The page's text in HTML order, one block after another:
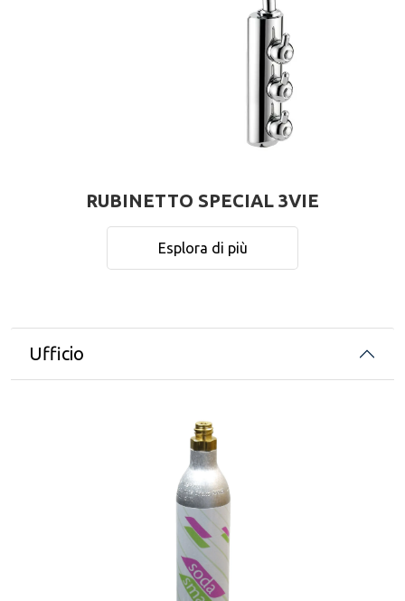
RUBINETTO SPECIAL 3VIE
Esplora di più
Ufficio